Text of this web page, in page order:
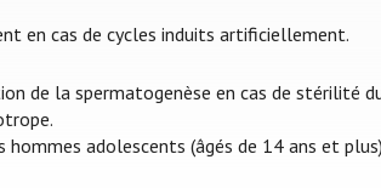
en cas de cycles induits artificiellement.
de la spermatogenèse en cas de stérilité
adolescents (âgés de 14 ans et